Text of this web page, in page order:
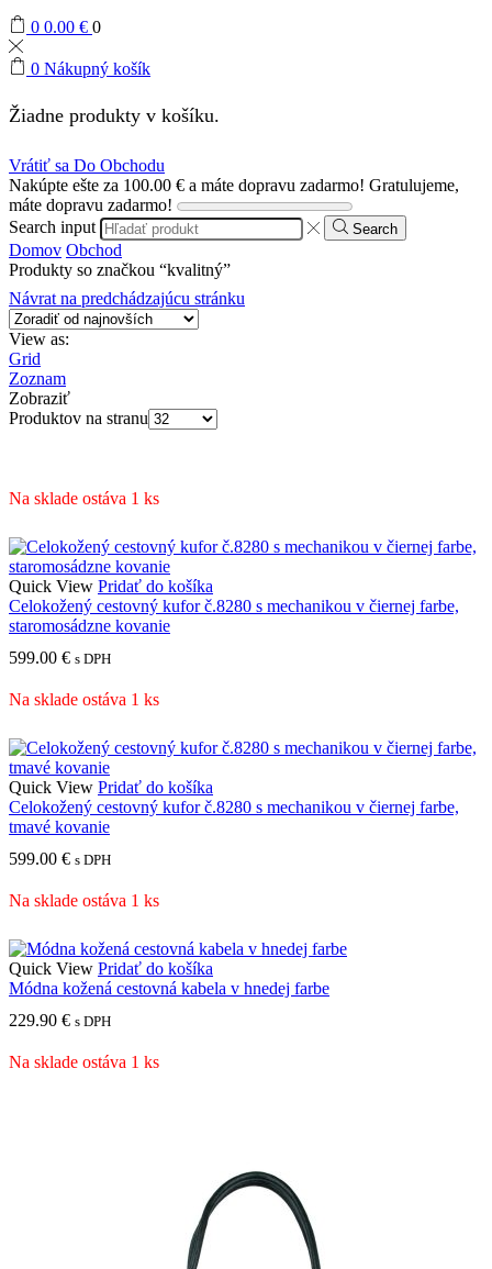
0 0.00 € 0
0 Nákupný košík
Žiadne produkty v košíku.
Vrátiť sa Do Obchodu
Nakúpte ešte za 100.00 € a máte dopravu zadarmo! Gratulujeme,
máte dopravu zadarmo!
Search input
Search
Domov Obchod
Produkty so značkou “kvalitný”
Návrat na predchádzajúcu stránku
View as:
Grid
Zoznam
Zobraziť
Produktov na stranu
Na sklade ostáva 1 ks
Quick View Pridať do košíka
Celokožený cestovný kufor č.8280 s mechanikou v čiernej farbe,
staromosádzne kovanie
599.00 € s DPH
Na sklade ostáva 1 ks
Quick View Pridať do košíka
Celokožený cestovný kufor č.8280 s mechanikou v čiernej farbe,
tmavé kovanie
599.00 € s DPH
Na sklade ostáva 1 ks
Quick View Pridať do košíka
Módna kožená cestovná kabela v hnedej farbe
229.90 € s DPH
Na sklade ostáva 1 ks